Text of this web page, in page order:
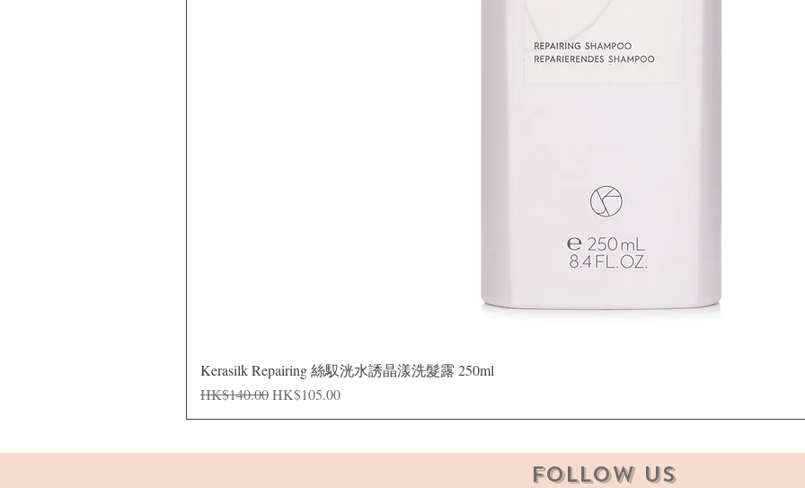
Kerasilk Repairing 絲馭洸水誘晶漾洗髮露 250ml
Regular Price
HK$140.00Sale Price
HK$105.00
Follow Us